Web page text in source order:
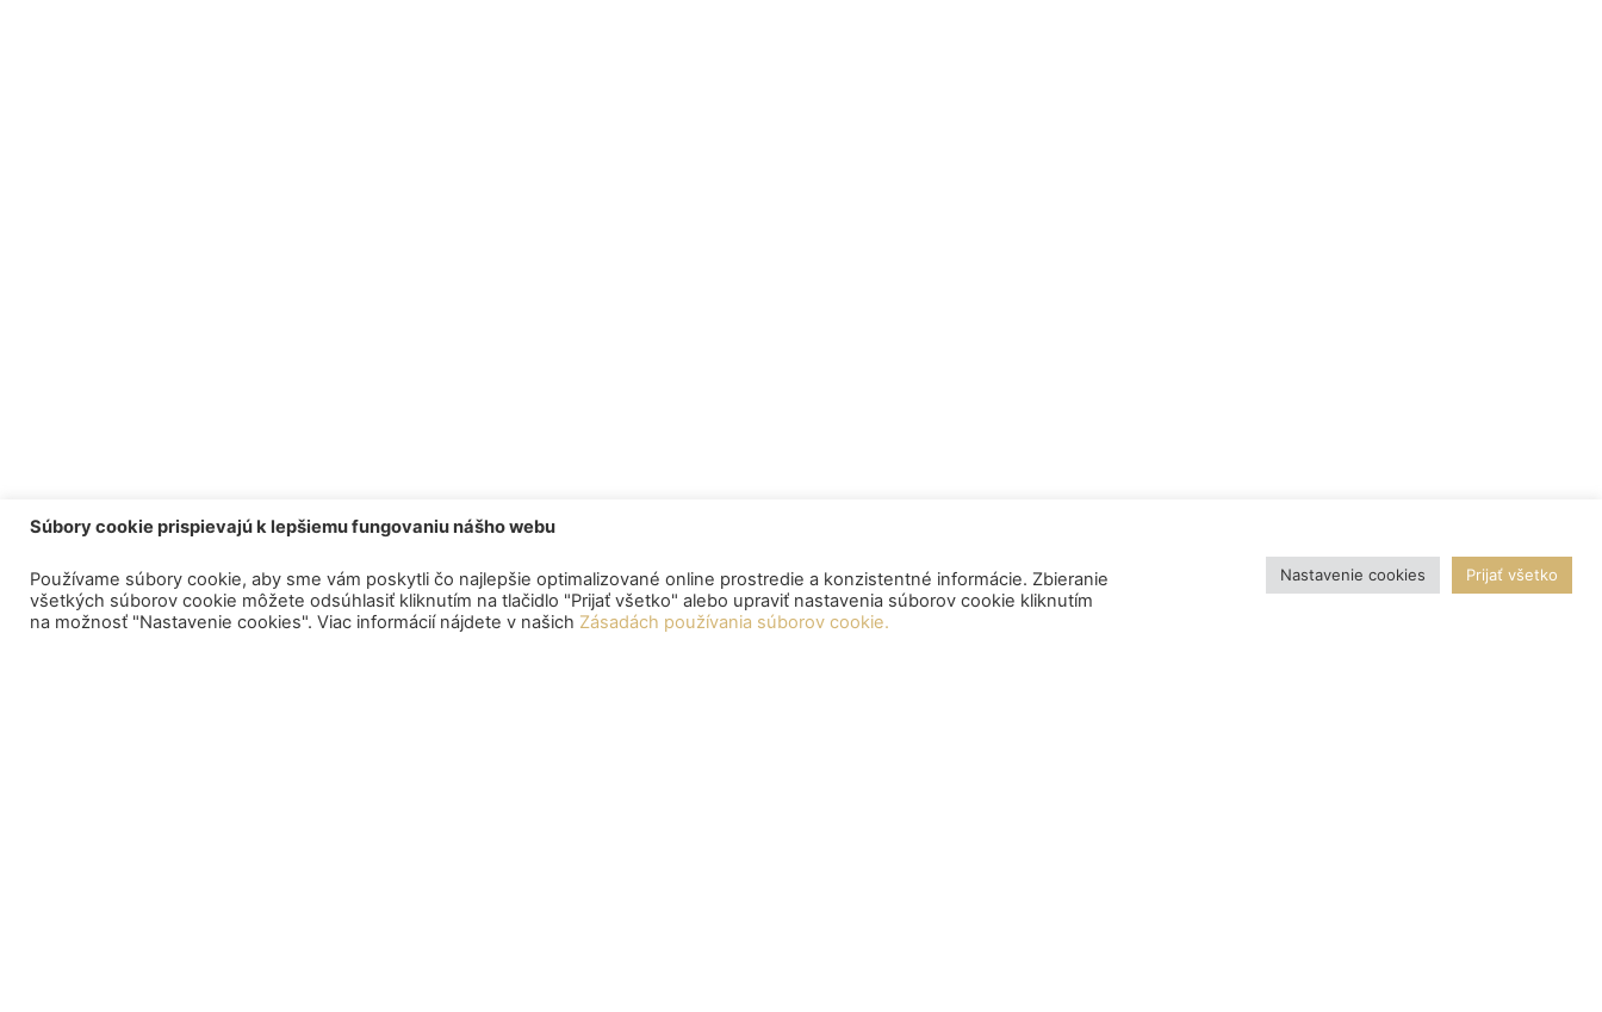
Súbory cookie prispievajú k lepšiemu fungovaniu nášho webu
Používame súbory cookie, aby sme vám poskytli čo najlepšie optimalizované online prostredie a konzistentné informácie. Zbieranie
všetkých súborov cookie môžete odsúhlasiť kliknutím na tlačidlo "Prijať všetko" alebo upraviť nastavenia súborov cookie kliknutím
na možnosť "Nastavenie cookies". Viac informácií nájdete v našich Zásadách používania súborov cookie.
Nastavenie cookies Prijať všetko